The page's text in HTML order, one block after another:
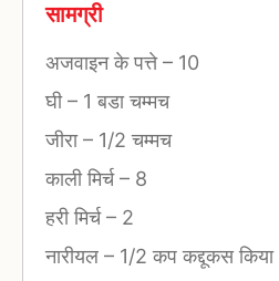
सामग्री
अजवाइन के पत्ते– 10
घी– 1 बडा चम्मच
जीरा– 1/2 चम्मच
काली मिर्च– 8
हरी मिर्च– 2
नारीयल – 1/2 कप कद्दूकस किया